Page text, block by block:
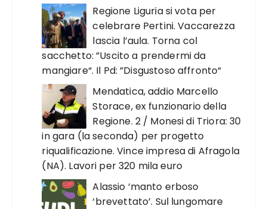
Regione Liguria si vota per
celebrare Pertini. Vaccarezza
lascia l’aula. Torna col
sacchetto: ”Uscito a prendermi da
mangiare“. Il Pd: ”Disgustoso affronto“
Mendatica, addio Marcello
Storace, ex funzionario della
Regione. 2 / Monesi di Triora: 30
in gara (la seconda) per progetto
riqualificazione. Vince impresa di Afragola
(NA). Lavori per 320 mila euro
Alassio ‘manto erboso
‘brevettato’. Sul lungomare